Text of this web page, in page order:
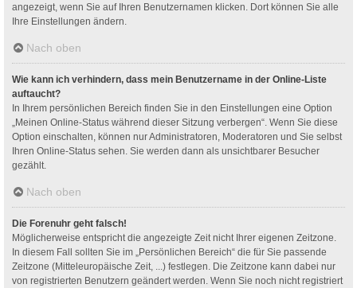
angezeigt, wenn Sie auf Ihren Benutzernamen klicken. Dort können Sie alle
Ihre Einstellungen ändern.
Nach oben
Wie kann ich verhindern, dass mein Benutzername in der Online-Liste
auftaucht?
In Ihrem persönlichen Bereich finden Sie in den Einstellungen eine Option
„Meinen Online-Status während dieser Sitzung verbergen“. Wenn Sie diese
Option einschalten, können nur Administratoren, Moderatoren und Sie selbst
Ihren Online-Status sehen. Sie werden dann als unsichtbarer Besucher
gezählt.
Nach oben
Die Forenuhr geht falsch!
Möglicherweise entspricht die angezeigte Zeit nicht Ihrer eigenen Zeitzone.
In diesem Fall sollten Sie im „Persönlichen Bereich“ die für Sie passende
Zeitzone (Mitteleuropäische Zeit, ...) festlegen. Die Zeitzone kann dabei nur
von registrierten Benutzern geändert werden. Wenn Sie noch nicht registriert